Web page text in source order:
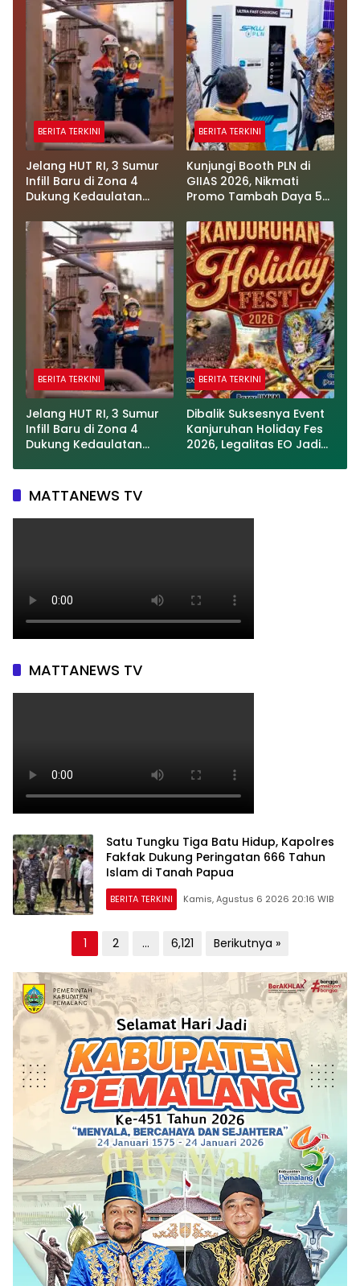
BERITA TERKINI
Jelang HUT RI, 3 Sumur
Infill Baru di Zona 4
Dukung Kedaulatan
BERITA TERKINI
Kunjungi Booth PLN di
GIIAS 2026, Nikmati
Promo Tambah Daya 50
BERITA TERKINI
Jelang HUT RI, 3 Sumur
Infill Baru di Zona 4
Dukung Kedaulatan
BERITA TERKINI
Dibalik Suksesnya Event
Kanjuruhan Holiday Fes
2026, Legalitas EO Jadi
MATTANEWS TV
MATTANEWS TV
Satu Tungku Tiga Batu Hidup, Kapolres
Fakfak Dukung Peringatan 666 Tahun
Islam di Tanah Papua
BERITA TERKINI Kamis, Agustus 6 2026 20:16 WIB
Paginasi
pos
1 2 … 6,121 Berikutnya »